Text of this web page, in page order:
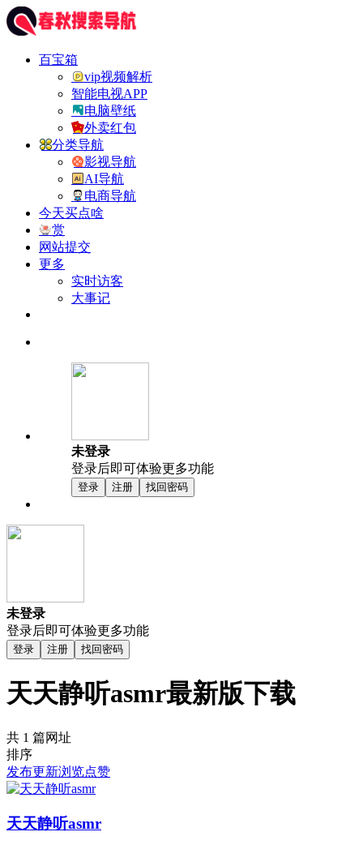
百宝箱
vip视频解析
智能电视APP
电脑壁纸
外卖红包
分类导航
影视导航
AI导航
电商导航
今天买点啥
赏
网站提交
更多
实时访客
大事记
未登录
登录后即可体验更多功能
登录 注册 找回密码
未登录
登录后即可体验更多功能
登录 注册 找回密码
天天静听asmr最新版下载
共 1 篇网址
排序
发布更新浏览点赞
天天静听asmr